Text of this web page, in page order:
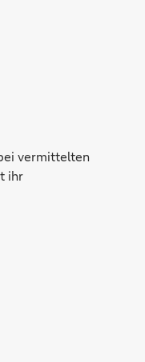
vermittelten
ihr